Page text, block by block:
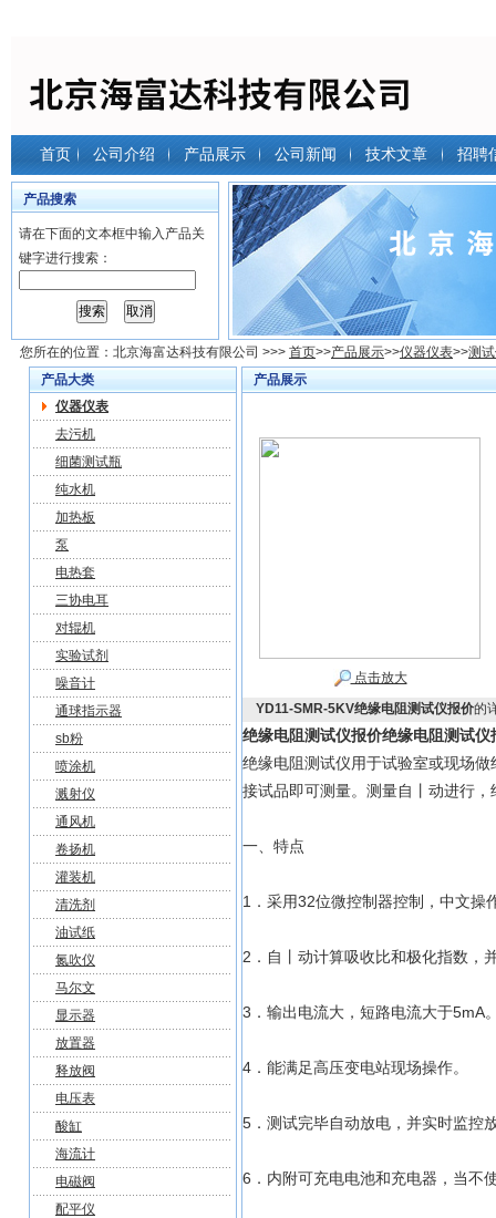
首页 公司介绍 产品展示 公司新闻 技术文章 招聘
产品搜索
请在下面的文本框中输入产品关
键字进行搜索：
您所在的位置： 北京海富达科技有限公司 >>> 首页>>产品展示>>仪器仪表>>测
产品大类
仪器仪表
去污机
细菌测试瓶
纯水机
加热板
泵
电热套
三协电耳
对辊机
实验试剂
噪音计
通球指示器
sb粉
喷涂机
溅射仪
通风机
卷扬机
灌装机
清洗剂
油试纸
氮吹仪
马尔文
显示器
放置器
释放阀
电压表
酸缸
海流计
电磁阀
配平仪
产品展示
点击放大
YD11-SMR-5KV绝缘电阻测试仪报价的
绝缘电阻测试仪报价绝缘电阻测试仪
绝缘电阻测试仪用于试验室或现场
接试品即可测量。测量自丨动进行
一、特点
1．采用32位微控制器控制，中文操
2．自丨动计算吸收比和极化指数，
3．输出电流大，短路电流大于5mA
4．能满足高压变电站现场操作。
5．测试完毕自动放电，并实时监控
6．内附可充电电池和充电器，当不